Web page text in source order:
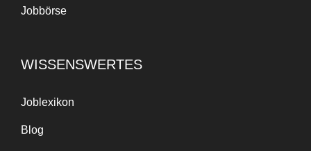
Jobbörse
WISSENSWERTES
Joblexikon
Blog